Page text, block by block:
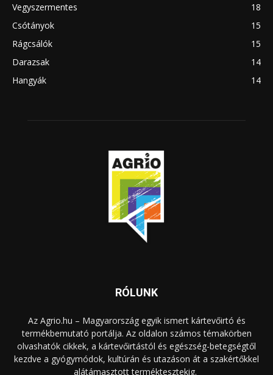
Vegyszermentes
18
Csótányok
15
Rágcsálók
15
Darazsak
14
Hangyák
14
RÓLUNK
Az Agrio.hu – Magyarország egyik ismert kártevőirtó és
termékbemutató portálja. Az oldalon számos témakörben
olvashatók cikkek, a kártevőirtástól és egészség-betegségtől
kezdve a gyógymódok, kultúrán és utazáson át a szakértőkkel
alátámasztott terméktesztekig.